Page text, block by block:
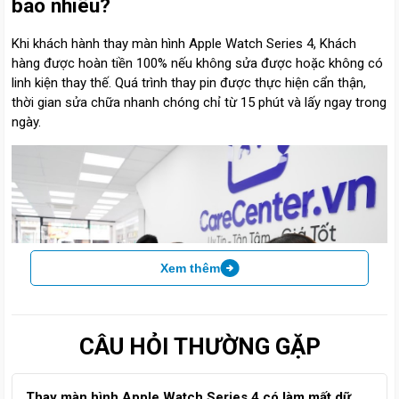
bao nhiêu?
Khi khách hành thay màn hình Apple Watch Series 4, Khách
hàng được hoàn tiền 100% nếu không sửa được hoặc không có
linh kiện thay thế. Quá trình thay pin được thực hiện cẩn thận,
thời gian sửa chữa nhanh chóng chỉ từ 15 phút và lấy ngay trong
ngày.
Xem thêm
CÂU HỎI THƯỜNG GẶP